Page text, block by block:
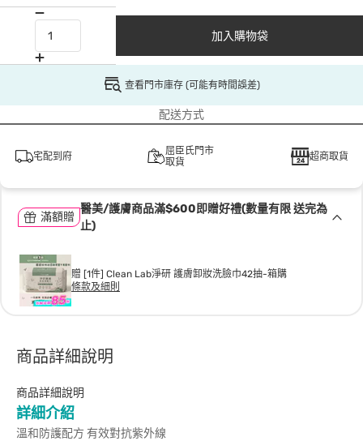
加入購物袋
查看門市庫存 (可能有時間誤差)
配送方式
宅配到府
屈臣氏門市
取貨
超商取貨
滿額贈
醫美/護膚商品滿$600即贈好禮(數量有限 送完為
止)
贈 [1件] Clean Lab淨研 護膚卸妝洗臉巾42抽-箱購
條款及細則
商品詳細說明
商品詳細說明
詳細介紹
溫和防護配方 有效對抗紫外線